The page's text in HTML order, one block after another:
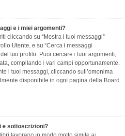
e i miei argomenti?
cliccando su “Mostra i tuoi messaggi”
Utente, e su “Cerca i messaggi
tuo profilo. Puoi cercare i tuoi argomenti,
compilando i vari campi opportunamente.
i tuoi messaggi, cliccando sull’omonima
disponibile in ogni pagina della Board.
e sottoscrizioni?